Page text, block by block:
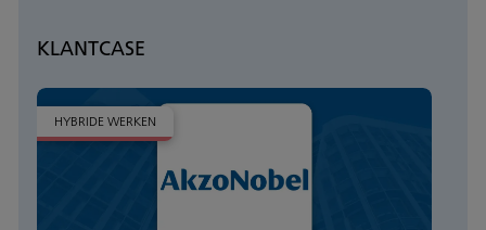
KLANTCASE
HYBRIDE WERKEN